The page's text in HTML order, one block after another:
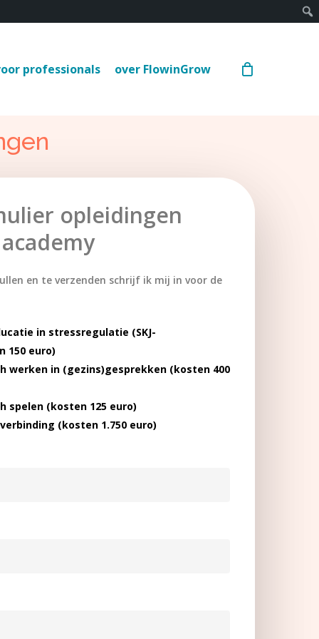
professionals over FlowinGrow
opleidingen
en te verzenden schrijf ik mij in voor de
in stressregulatie (SKJ-
150 euro)
werken in (gezins)gesprekken (kosten 400
spelen (kosten 125 euro)
(kosten 1.750 euro)